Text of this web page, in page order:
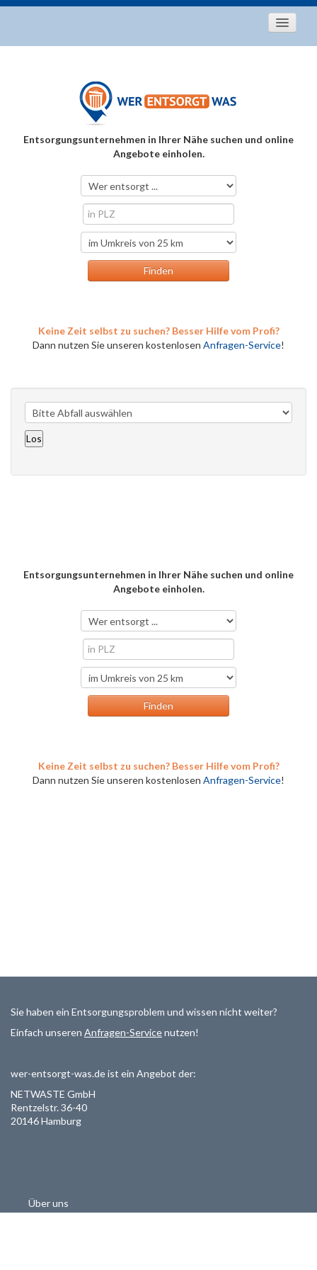
Entsorgungstipps
Über uns
Entsorgungsunternehmen in Ihrer Nähe suchen und online
Angebote einholen.
Keine Zeit selbst zu suchen? Besser Hilfe vom Profi?
Dann nutzen Sie unseren kostenlosen Anfragen-Service!
Entsorgungsunternehmen in Ihrer Nähe suchen und online
Angebote einholen.
Keine Zeit selbst zu suchen? Besser Hilfe vom Profi?
Dann nutzen Sie unseren kostenlosen Anfragen-Service!
Sie haben ein Entsorgungsproblem und wissen nicht weiter?
Einfach unseren Anfragen-Servicenutzen!
wer-entsorgt-was.de ist ein Angebot der:
NETWASTE GmbH
Rentzelstr. 36-40
20146 Hamburg
Über uns